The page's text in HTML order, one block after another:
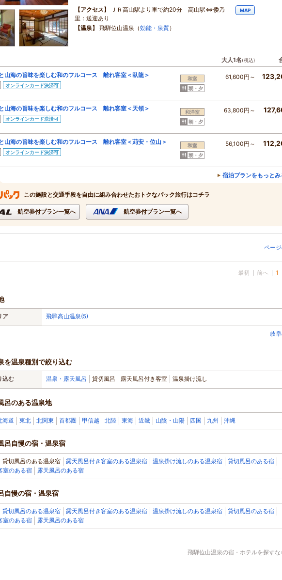
【アクセス】
ＪＲ高山駅より車で約20分 高山駅⇔倭乃
里：送迎あり
MAP
【温泉】 飛騨位山温泉（効能・泉質）
大人1名(税込)
山海の旨味を楽しむ和のフルコース 離れ客室＜臥龍＞
オンラインカード決済可
和室
朝・夕
61,600円～
山海の旨味を楽しむ和のフルコース 離れ客室＜天領＞
オンラインカード決済可
和洋室
朝・夕
63,800円～
山海の旨味を楽しむ和のフルコース 離れ客室＜苅安・位山＞
オンラインカード決済可
和室
朝・夕
56,100円～
宿泊プランをもっとみ
この施設と交通手段を自由に組み合わせたおトクなパック旅行はコチラ
航空券付プラン一覧へ 航空券付プラン一覧へ
ペー
最初 前へ 1
ア 飛騨高山温泉(5)
岐
を温泉種別で絞り込む
込む 温泉・露天風呂 貸切風呂 露天風呂付き客室 温泉掛け流し
呂のある温泉地
海道 東北 北関東 首都圏 甲信越 北陸 東海 近畿 山陰・山陽 四国 九州 沖縄
呂自慢の宿・温泉宿
貸切風呂のある温泉宿 露天風呂付き客室のある温泉宿 温泉掛け流しのある温泉宿
貸切風呂のある宿
室のある宿
露天風呂のある宿
自慢の宿・温泉宿
貸切風呂のある温泉宿 露天風呂付き客室のある温泉宿 温泉掛け流しのある温泉宿
貸切風呂のある宿
室のある宿
露天風呂のある宿
飛騨位山温泉の宿・ホテルを探すな